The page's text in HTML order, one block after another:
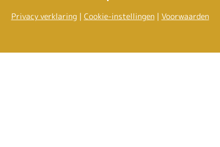
facebook
Privacy verklaring | Cookie-instellingen | Voorwaarden